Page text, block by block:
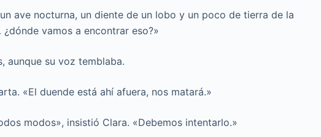
ave nocturna, un diente de un lobo y un poco de tierra de la
vamos a encontrar eso?»
aunque su voz temblaba.
«El duende está ahí afuera, nos matará.»
modos», insistió Clara. «Debemos intentarlo.»